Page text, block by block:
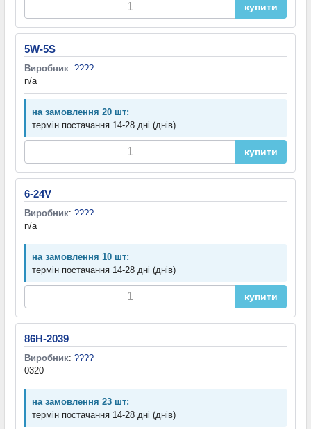
купити
5W-5S
Виробник: ????
n/a
на замовлення 20 шт:
термін постачання 14-28 дні (днів)
купити
6-24V
Виробник: ????
n/a
на замовлення 10 шт:
термін постачання 14-28 дні (днів)
купити
86H-2039
Виробник: ????
0320
на замовлення 23 шт:
термін постачання 14-28 дні (днів)